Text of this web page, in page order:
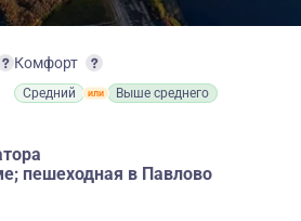
Комфорт
Средний Выше среднего
пешеходная в Павлово